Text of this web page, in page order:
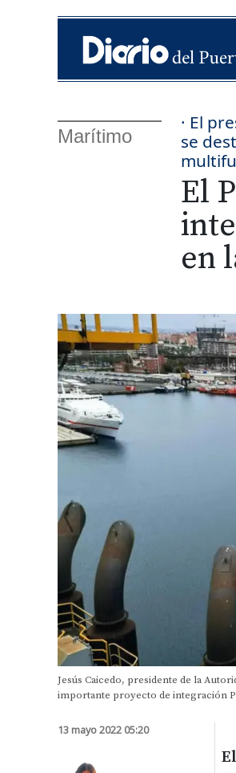
Marítimo
· El
se
El
en
Jesús Caicedo, presidente de la
importante proyecto de integración
13 mayo 2022 05:20